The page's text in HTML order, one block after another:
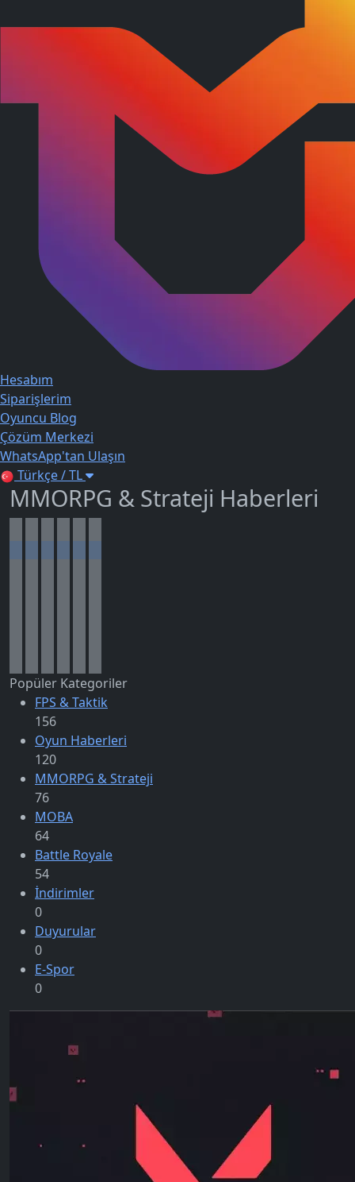
Hesabım
Siparişlerim
Oyuncu Blog
Çözüm Merkezi
WhatsApp'tan Ulaşın
Türkçe / TL
MMORPG & Strateji Haberleri
Popüler Kategoriler
FPS & Taktik
156
Oyun Haberleri
120
MMORPG & Strateji
76
MOBA
64
Battle Royale
54
İndirimler
0
Duyurular
0
E-Spor
0